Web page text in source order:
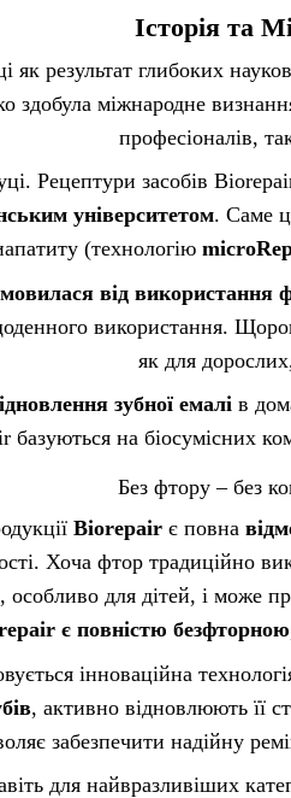
Історія та
як результат глибоких
здобула міжнародне
професіоналів,
Рецептури засобів
університетом. Саме
(технологію
від використання
використання.
як для
зубної емалів
базуються на біосумісних
Без фтору – без
Biorepairє повна
Хоча фтор традиційно
для дітей, і може
є повністю безфторною
інноваційна
, активно відновлюють її
забезпечити надійну
для найвразливіших